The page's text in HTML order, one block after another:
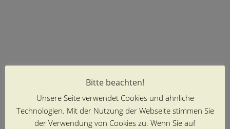
Bitte beachten!
Unsere Seite verwendet Cookies und ähnliche
Technologien. Mit der Nutzung der Webseite stimmen Sie
der Verwendung von Cookies zu. Wenn Sie auf